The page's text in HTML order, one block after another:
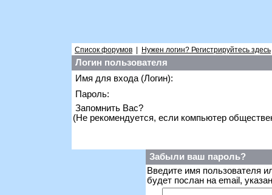
Список форумов Нужен логин? Регистрируйтесь здесь
Логин пользователя
Имя для входа (Логин):
Пароль:
Запомнить Вас?
(Не рекомендуется, если компьютер
Забыли ваш пароль?
Введите имя пользователя
будет послан на email,